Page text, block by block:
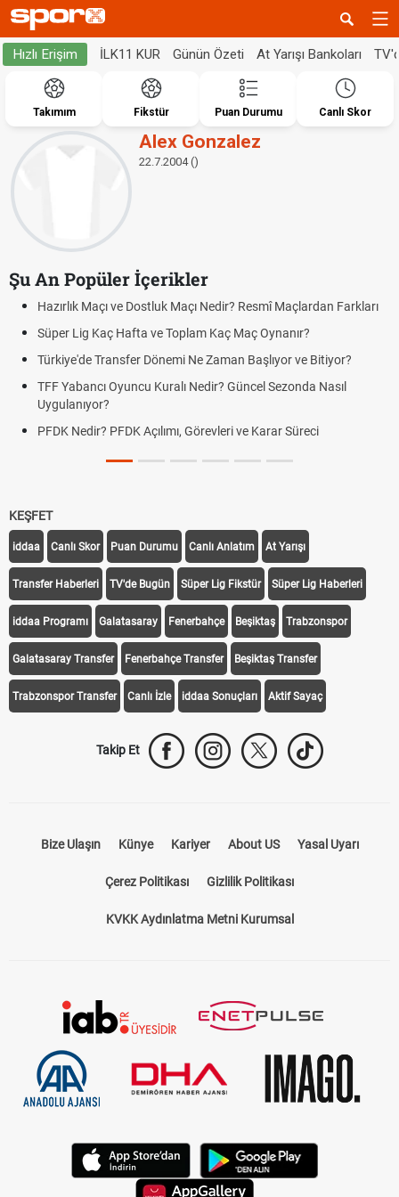
Hızlı Erişim İLK11 KUR Günün Özeti At Yarışı Bankoları
Takımım Fikstür Puan Durumu Canlı Skor
Alex Gonzalez
22.7.2004 ()
Şu An Popüler İçerikler
Hazırlık Maçı ve Dostluk Maçı Nedir? Resmî Maçlardan Farkları
Süper Lig Kaç Hafta ve Toplam Kaç Maç Oynanır?
Türkiye'de Transfer Dönemi Ne Zaman Başlıyor ve Bitiyor?
TFF Yabancı Oyuncu Kuralı Nedir? Güncel Sezonda Nasıl
Uygulanıyor?
PFDK Nedir? PFDK Açılımı, Görevleri ve Karar Süreci
KEŞFET
iddaa Canlı Skor Puan Durumu Canlı Anlatım At Yarışı
Transfer Haberleri TV'de Bugün Süper Lig Fikstür Süper Lig Haberleri
iddaa Programı Galatasaray Fenerbahçe Beşiktaş Trabzonspor
Galatasaray Transfer Fenerbahçe Transfer Beşiktaş Transfer
Trabzonspor Transfer Canlı İzle iddaa Sonuçları Aktif Sayaç
Takip Et
Bize Ulaşın Künye Kariyer About US Yasal Uyarı
Çerez Politikası Gizlilik Politikası
KVKK Aydınlatma Metni Kurumsal